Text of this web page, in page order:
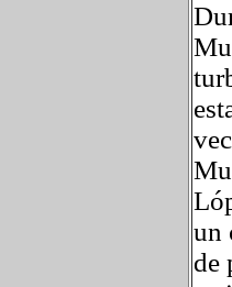
un
de